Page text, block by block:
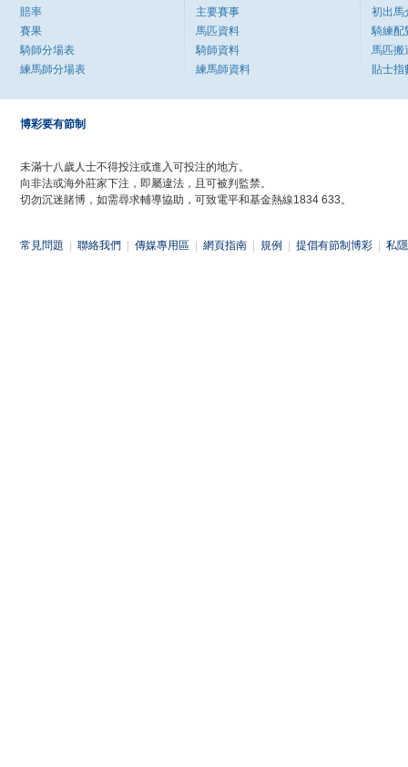
賠率
賽果
騎師分場表
練馬師分場表
主要賽事
馬匹資料
騎師資料
練馬師資料
初出馬
騎練配
馬匹搬
貼士指
博彩要有節制
未滿十八歲人士不得投注或進入可投注的地方。
向非法或海外莊家下注，即屬違法，且可被判監禁。
切勿沉迷賭博，如需尋求輔導協助，可致電平和基金熱線1834 633。
常見問題 聯絡我們 傳媒專用區 網頁指南 規例 提倡有節制博彩 私